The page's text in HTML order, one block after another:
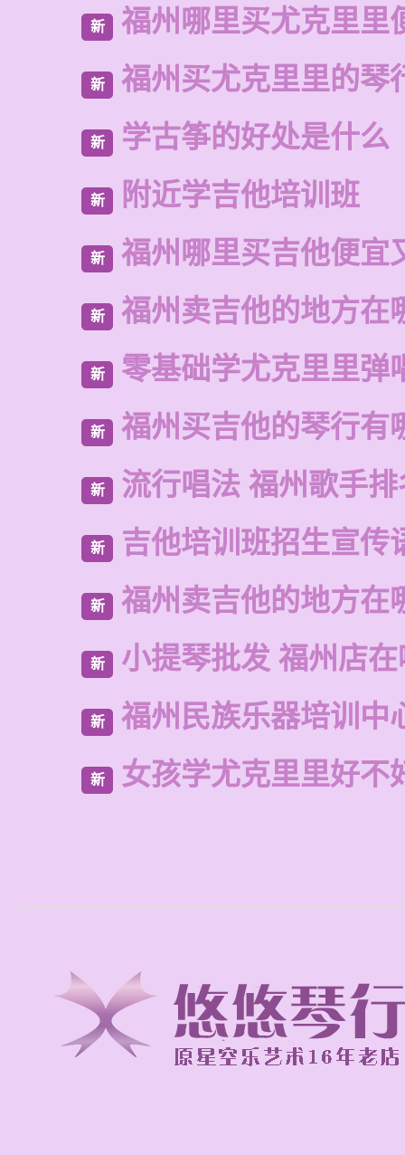
新 福州哪里买尤克里里
新 福州买尤克里里的琴
新 学古筝的好处是什么
新 附近学吉他培训班
新 福州哪里买吉他便宜
新 福州卖吉他的地方在
新 零基础学尤克里里弹
新 福州买吉他的琴行有
新 流行唱法 福州歌手
新 吉他培训班招生宣传
新 福州卖吉他的地方在
新 小提琴批发 福州店
新 福州民族乐器培训中
新 女孩学尤克里里好不